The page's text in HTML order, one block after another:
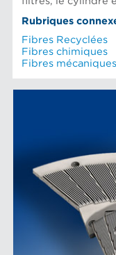
Rubriques
Fibres Recyclées
Fibres chimiques
Fibres mécaniques